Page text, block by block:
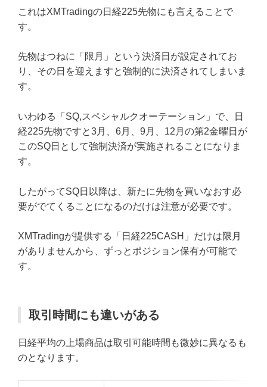
これはXMTradingの日経225先物にも言えることで
す。
先物はつねに「限月」という決済日が設定されてお
り、その日を迎えますと強制的に決済されてしまいま
す。
いわゆる「SQ,スペシャルクオーテーション」で、日
経225先物ですと3月、6月、9月、12月の第2金曜日が
このSQ日として強制決済が実施されることになりま
す。
したがってSQ日以降は、新たに先物を買いなおす必
要がでてくることになるのだけは注意が必要です。
XMTradingが提供する「日経225CASH」だけは限月
がありませんから、ずっとポジション保有が可能で
す。
取引時間にも違いがある
日経平均の上場商品は取引可能時間も微妙に異なるも
のとなります。